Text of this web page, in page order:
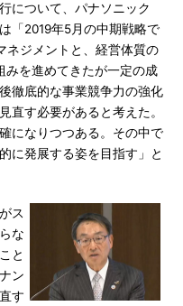
について、パナソニック
「2019年5月の中期戦略で
ネジメントと、経営体質の
みを進めてきたが一定の成
徹底的な事業競争力の強化
直す必要があると考えた。
になりつつある。その中で
に発展する姿を目指す」と
ス
な
と
ン
す